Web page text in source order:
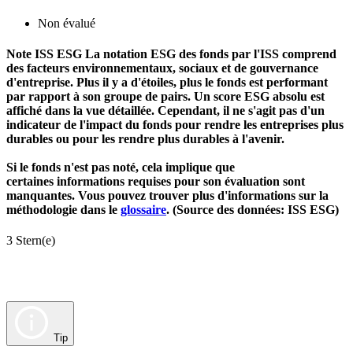
Non évalué
Note ISS ESG La notation ESG des fonds par l'ISS comprend
des facteurs environnementaux, sociaux et de gouvernance
d'entreprise. Plus il y a d'étoiles, plus le fonds est performant
par rapport à son groupe de pairs. Un score ESG absolu est
affiché dans la vue détaillée. Cependant, il ne s'agit pas d'un
indicateur de l'impact du fonds pour rendre les entreprises plus
durables ou pour les rendre plus durables à l'avenir.
Si le fonds n'est pas noté, cela implique que
certaines informations requises pour son évaluation sont
manquantes. Vous pouvez trouver plus d'informations sur la
méthodologie dans le glossaire. (Source des données: ISS ESG)
3 Stern(e)
Tip